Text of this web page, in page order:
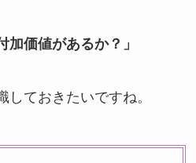
加価値があるか？」
しておきたいですね。